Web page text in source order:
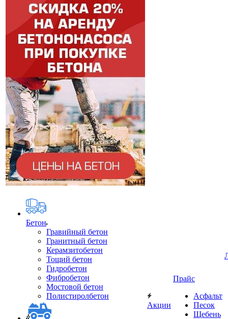
Бетон
Гравийный бетон
Гранитный бетон
Керамзитобетон
Тощий бетон
Гидробетон
Фибробетон
Мостовой бетон
Полистиролбетон
Акции
Прайс
Асфальт
Песок
Щебень